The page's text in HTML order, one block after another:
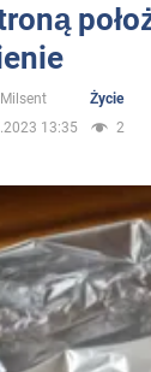
Ukrainie
Życie
13:35
2